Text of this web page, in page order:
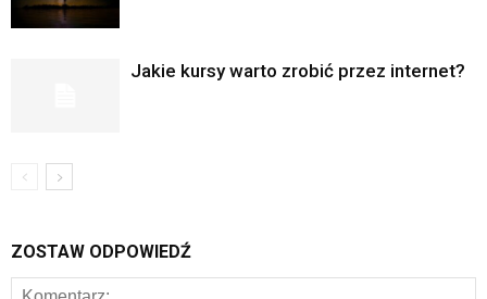
Jakie kursy warto zrobić przez internet?
ZOSTAW ODPOWIEDŹ